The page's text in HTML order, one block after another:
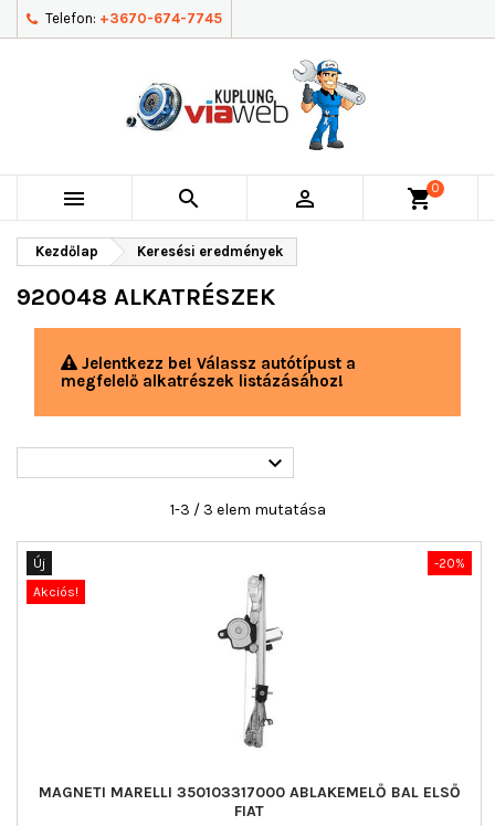
Telefon: +3670-674-7745
   shopping_cart0
Kezdőlap Keresési eredmények
920048 ALKATRÉSZEK
Jelentkezz be! Válassz autótípust a
megfelelő alkatrészek listázásához!

1-3 / 3 elem mutatása
-20%
Új
Akciós!
MAGNETI MARELLI 350103317000 ABLAKEMELŐ BAL ELSŐ
FIAT